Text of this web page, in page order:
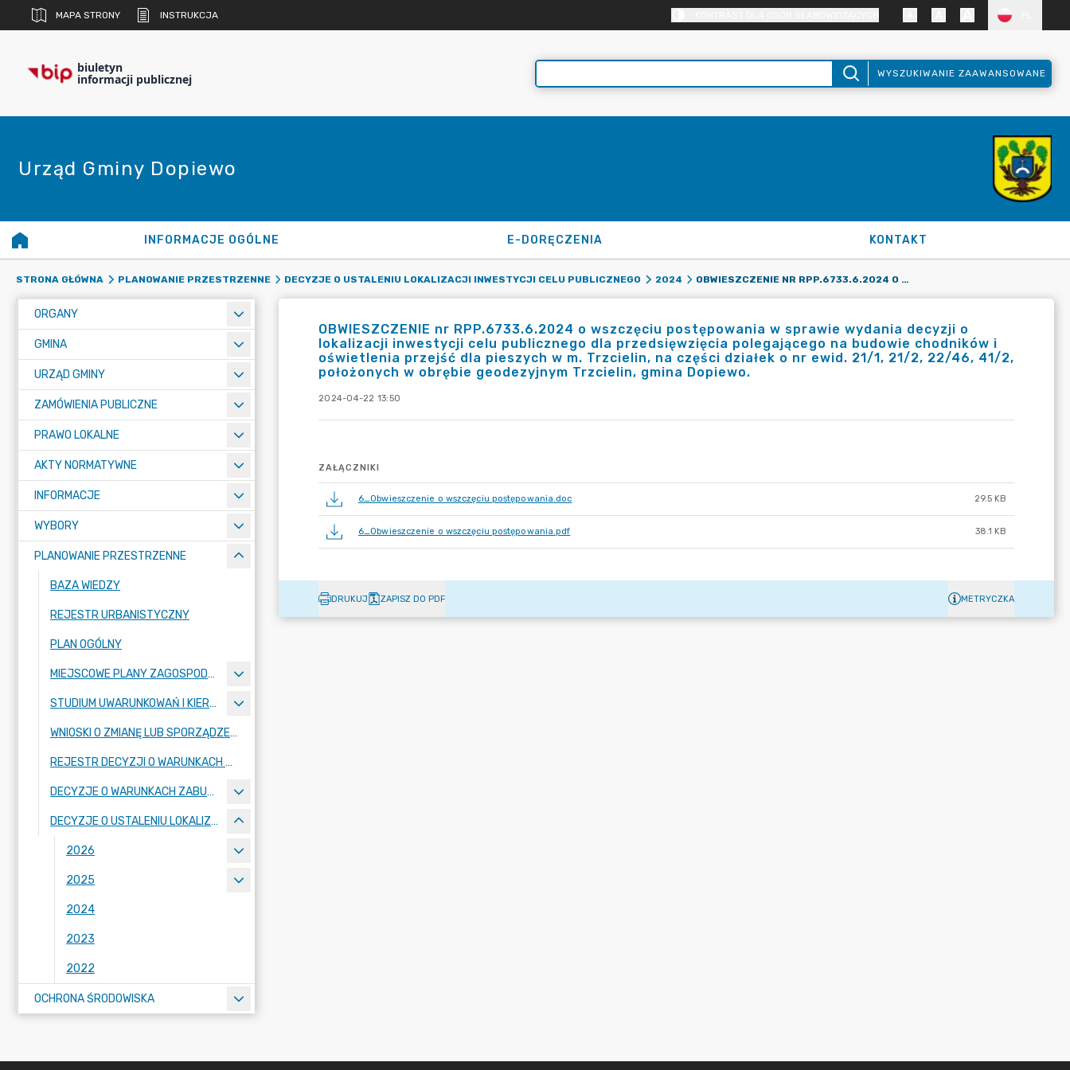
MAPA STRONY INSTRUKCJA
biuletyn
informacji publicznej WYSZUKIWANIE ZAAWANSOWANE
Urząd Gminy Dopiewo
INFORMACJE OGÓLNE E-DORĘCZENIA KONTAKT
STRONA GŁÓWNA PLANOWANIE PRZESTRZENNE DECYZJE O USTALENIU LOKALIZACJI INWESTYCJI CELU PUBLICZNEGO 2024 OBWIESZCZENIE NR RPP.6733.6.2024 O WSZCZĘCIU POSTĘPOWANIA W SPRAWIE WYDANIA DECYZJI O LOKALIZACJI INWESTYCJI CELU PUBLICZNEGO DLA PRZEDSIĘWZIĘCIA POLEGAJĄCEGO NA BUDOWIE CHODNIKÓW I OŚWIETLENIA PRZEJŚĆ DLA PIESZYCH W M. TRZCIELIN, NA CZĘŚCI DZIAŁEK O NR EWID. 21/1, 21/2, 22/46, 41/2, POŁOŻONYCH W OBRĘBIE GEODEZYJNYM TRZCIELIN, GMINA DOPIEWO.
ORGANY
GMINA
URZĄD GMINY
ZAMÓWIENIA PUBLICZNE
PRAWO LOKALNE
AKTY NORMATYWNE
INFORMACJE
WYBORY
PLANOWANIE PRZESTRZENNE
BAZA WIEDZY
REJESTR URBANISTYCZNY
PLAN OGÓLNY
MIEJSCOWE PLANY ZAGOSPODAROWANIA PRZESTRZENNEGO
STUDIUM UWARUNKOWAŃ I KIERUNKÓW ZAGOSPODAROWANIA PRZESTRZENNEGO
WNIOSKI O ZMIANĘ LUB SPORZĄDZENIE AKTÓW PLANOWANIA PRZESTRZENNEGO
REJESTR DECYZJI O WARUNKACH ZABUDOWY
DECYZJE O WARUNKACH ZABUDOWY
DECYZJE O USTALENIU LOKALIZACJI INWESTYCJI CELU PUBLICZNEGO
2026
2025
2024
2023
2022
OCHRONA ŚRODOWISKA
OBWIESZCZENIE nr RPP.6733.6.2024 o wszczęciu postępowania w sprawie wydania decyzji o
lokalizacji inwestycji celu publicznego dla przedsięwzięcia polegającego na budowie chodników i
oświetlenia przejść dla pieszych w m. Trzcielin, na części działek o nr ewid. 21/1, 21/2, 22/46, 41/2,
położonych w obrębie geodezyjnym Trzcielin, gmina Dopiewo.
2024-04-22 13:50
ZAŁĄCZNIKI
6_Obwieszczenie o wszczęciu postępowania.doc 29.5 KB
6_Obwieszczenie o wszczęciu postępowania.pdf 38.1 KB
DRUKUJ ZAPISZ DO PDF METRYCZKA